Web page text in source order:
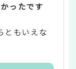
ったです
ともいえな